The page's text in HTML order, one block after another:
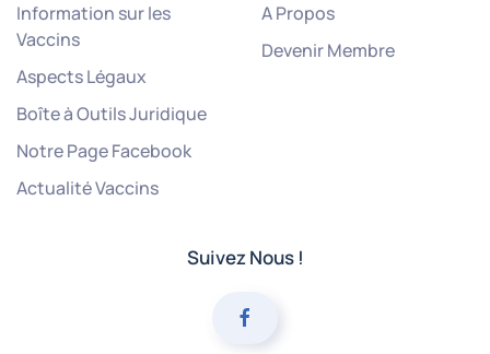
Information sur les
Vaccins
Aspects Légaux
Boîte à Outils Juridique
Notre Page Facebook
Actualité Vaccins
A Propos
Devenir Membre
Suivez Nous !